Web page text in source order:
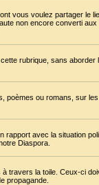
vous voulez partager le
non encore converti
rubrique, sans
ou romans, sur
avec la situation
Diaspora.
travers la toile. Ceux-ci
propagande.